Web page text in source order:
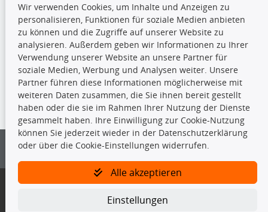
TecDoc Inside
Die hier angezeigten Daten insbesondere die gesamte Datenbank dürfen
nicht kopiert werden.
Es ist zu unterlassen, die Daten oder die gesamte Datenbank ohne
vorherige Zustimmung von TecDoc zu vervielfältigen, zu verbreiten
und/oder diese Handlungen durch Dritte ausführen zu lassen. Ein
Bitte prüfen Sie, ob das über unseren Onlineshop identifizierte Ersatzteil
Gegebenenfalls sind ergänzende Informationen notwendig, um
Wir verwenden Cookies, um Inhalte und Anzeigen zu
personalisieren, Funktionen für soziale Medien anbieten
zu können und die Zugriffe auf unserer Website zu
analysieren. Außerdem geben wir Informationen zu Ihrer
Verwendung unserer Website an unsere Partner für
soziale Medien, Werbung und Analysen weiter. Unsere
Partner führen diese Informationen möglicherweise mit
weiteren Daten zusammen, die Sie ihnen bereit gestellt
haben oder die sie im Rahmen Ihrer Nutzung der Dienste
gesammelt haben. Ihre Einwilligung zur Cookie-Nutzung
können Sie jederzeit wieder in der Datenschutzerklärung
oder über die Cookie-Einstellungen widerrufen.
Alle akzeptieren
Einstellungen